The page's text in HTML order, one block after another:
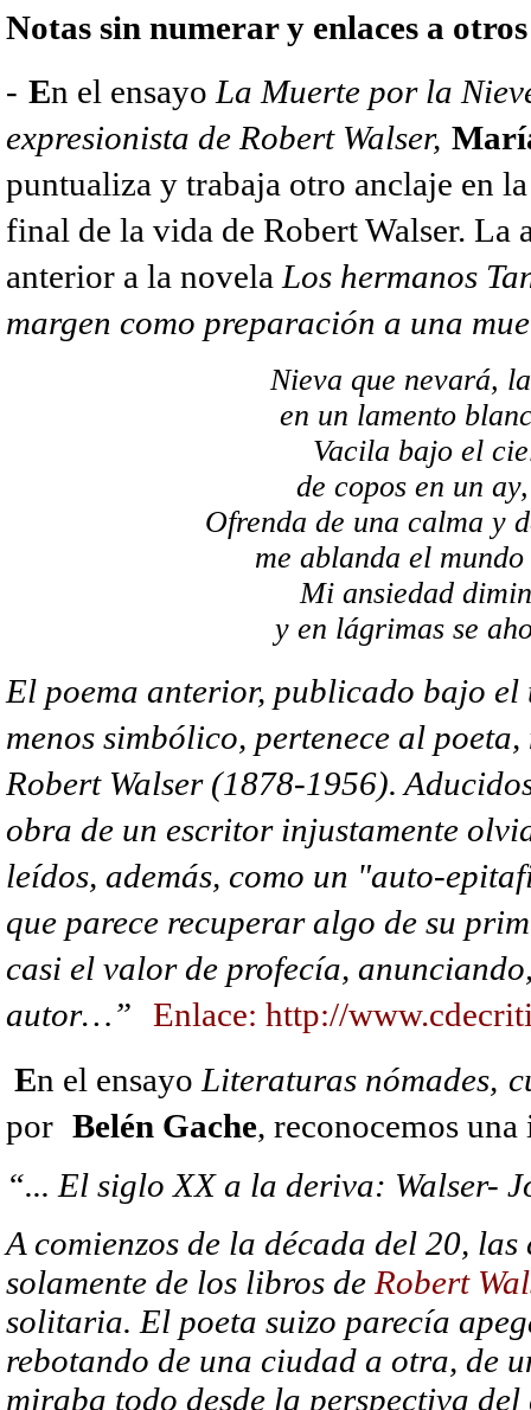
Notas sin numerar y enlaces a
- En el ensayo La Muerte por la
expresionista de Robert Walser,
puntualiza y trabaja otro anclaje en
final de la vida de Robert Walser. La
anterior a la novela Los hermanos
margen como preparación a una
Nieva que nevará,
en un lamento
Vacila bajo el
de copos en un
Ofrenda de una calma y
me ablanda el
Mi ansiedad
y en lágrimas se
El poema anterior, publicado bajo
menos simbólico, pertenece al
Robert Walser (1878-1956).
obra de un escritor injustamente
leídos, además, como un "auto-
que parece recuperar algo de su
casi el valor de profecía,
autor…” Enlace: http://
En el ensayo Literaturas nómades,
por Belén Gache, reconocemos
“... El siglo XX a la deriva: Walser-
A comienzos de la década del 20,
solamente de los libros de Robert
solitaria. El poeta suizo parecía
rebotando de una ciudad a otra, de
miraba todo desde la perspectiva